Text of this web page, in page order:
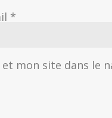
*
mon site dans le